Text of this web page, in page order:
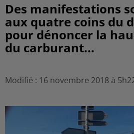
Des manifestations
aux quatre coins du
pour dénoncer la
du carburant...
Modifié : 16 novembre 2018 à